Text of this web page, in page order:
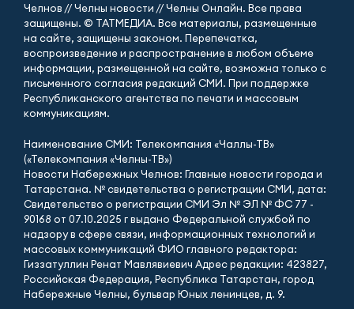
Челнов // Челны новости // Челны Онлайн. Все права
защищены. © ТАТМЕДИА. Все материалы, размещенные
на сайте, защищены законом. Перепечатка,
воспроизведение и распространение в любом объеме
информации, размещенной на сайте, возможна только с
письменного согласия редакций СМИ. При поддержке
Республиканского агентства по печати и массовым
коммуникациям.
Наименование СМИ: Телекомпания «Чаллы-ТВ»
(«Телекомпания «Челны-ТВ»)
Новости Набережных Челнов: Главные новости города и
Татарстана. № свидетельства о регистрации СМИ, дата:
Свидетельство о регистрации СМИ Эл № ЭЛ № ФС 77 -
90168 от 07.10.2025 г выдано Федеральной службой по
надзору в сфере связи, информационных технологий и
массовых коммуникаций ФИО главного редактора:
Гиззатуллин Ренат Мавлявиевич Адрес редакции: 423827,
Российская Федерация, Республика Татарстан, город
Набережные Челны, бульвар Юных ленинцев, д. 9.